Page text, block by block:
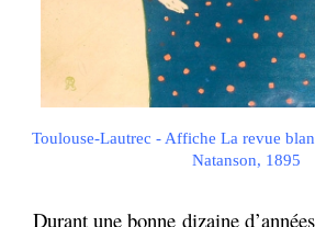
Toulouse-Lautrec - Affiche La revue
Natanson, 1895
Durant une bonne dizaine